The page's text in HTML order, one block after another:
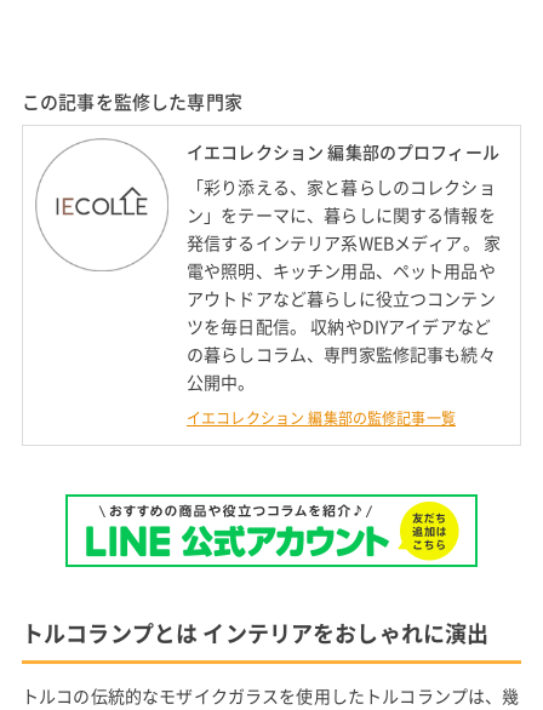
この記事を監修した専門家
イエコレクション 編集部のプロフィール
「彩り添える、家と暮らしのコレクショ
ン」をテーマに、暮らしに関する情報を
発信するインテリア系WEBメディア。 家
電や照明、キッチン用品、ペット用品や
アウトドアなど暮らしに役立つコンテン
ツを毎日配信。 収納やDIYアイデアなど
の暮らしコラム、専門家監修記事も続々
公開中。
イエコレクション 編集部の監修記事一覧
トルコランプとは インテリアをおしゃれに演出
トルコの伝統的なモザイクガラスを使用したトルコランプは、幾